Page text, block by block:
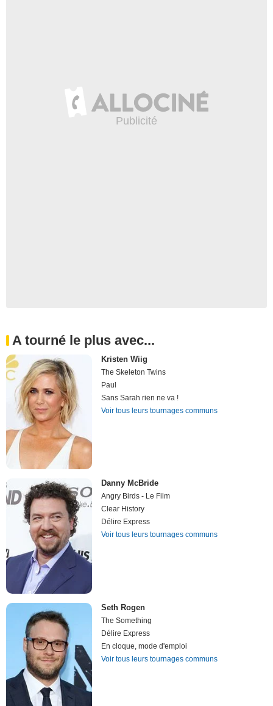
A tourné le plus avec...
Kristen Wiig
The Skeleton Twins
Paul
Sans Sarah rien ne va !
Voir tous leurs tournages communs
Danny McBride
Angry Birds - Le Film
Clear History
Délire Express
Voir tous leurs tournages communs
Seth Rogen
The Something
Délire Express
En cloque, mode d'emploi
Voir tous leurs tournages communs